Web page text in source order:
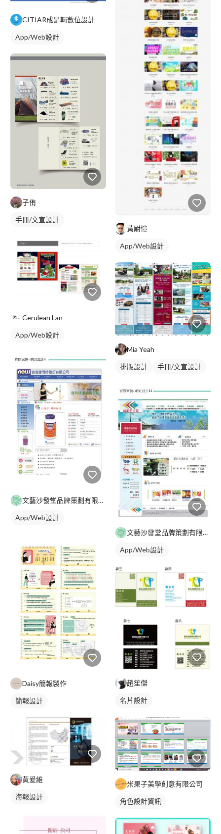
CITIAR成是輯數位設計
App/Web設計
子侑
手冊/文宣設計
Cerulean Lan
App/Web設計
文藝沙發堂品牌策劃有限公司
App/Web設計
Daisy簡報製作
簡報設計
黃爰維
海報設計
黃尉愷
App/Web設計
Mia Yeah
排版設計 手冊/文宣設計
文藝沙發堂品牌策劃有限公司
App/Web設計
趙笙傑
名片設計
米果子美學創意有限公司
角色設計資訊